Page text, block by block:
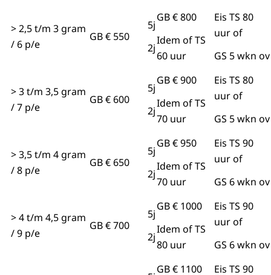
> 2,5 t/m 3 gram
/ 6 p/e
GB € 550
5j
2j
GB € 800
Idem of TS
60 uur
Eis TS 80
uur of
GS 5 wkn ov
> 3 t/m 3,5 gram
/ 7 p/e
GB € 600
5j
2j
GB € 900
Idem of TS
70 uur
Eis TS 80
uur of
GS 5 wkn ov
> 3,5 t/m 4 gram
/ 8 p/e
GB € 650
5j
2j
GB € 950
Idem of TS
70 uur
Eis TS 90
uur of
GS 6 wkn ov
> 4 t/m 4,5 gram
/ 9 p/e
GB € 700
5j
2j
GB € 1000
Idem of TS
80 uur
Eis TS 90
uur of
GS 6 wkn ov
GB € 1100 Eis TS 90